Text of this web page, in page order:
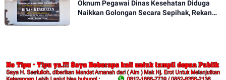
Oknum Pegawai Dinas Kesehatan Diduga
Naikkan Golongan Secara Sepihak, Rekan